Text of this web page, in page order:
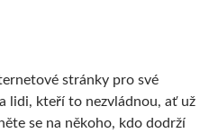
stránky pro své
lidi, kteří to nezvládnou, ať už
se na někoho, kdo dodrží